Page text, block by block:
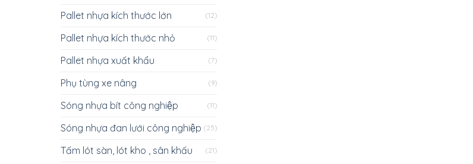
Pallet nhựa kích thước lớn (12)
Pallet nhựa kích thước nhỏ (11)
Pallet nhựa xuất khẩu (7)
Phụ tùng xe nâng (9)
Sóng nhựa bít công nghiệp (11)
Sóng nhựa đan lưới công nghiệp (25)
Tấm lót sàn, lót kho , sân khấu (21)